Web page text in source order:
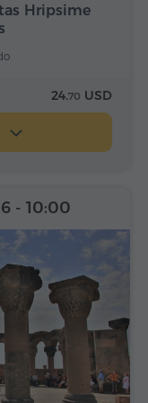
Hripsime
24.70 USD
- 10:00